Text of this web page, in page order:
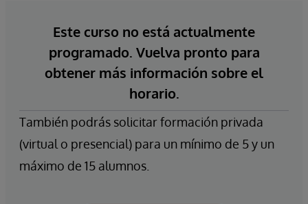
Este curso no está actualmente
programado. Vuelva pronto para
obtener más información sobre el
horario.
También podrás solicitar formación privada
(virtual o presencial) para un mínimo de 5 y un
máximo de 15 alumnos.